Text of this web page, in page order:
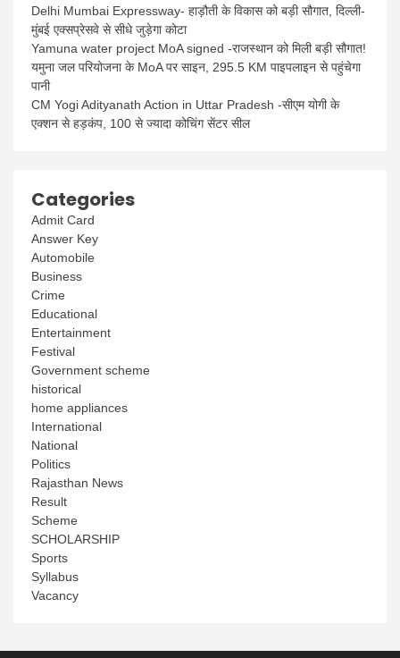
Delhi Mumbai Expressway- हाड़ौती के विकास को बड़ी सौगात, दिल्ली-
मुंबई एक्सप्रेसवे से सीधे जुड़ेगा कोटा
Yamuna water project MoA signed -राजस्थान को मिली बड़ी सौगात!
यमुना जल परियोजना के MoA पर साइन, 295.5 KM पाइपलाइन से पहुंचेगा
पानी
CM Yogi Adityanath Action in Uttar Pradesh -सीएम योगी के
एक्शन से हड़कंप, 100 से ज्यादा कोचिंग सेंटर सील
Categories
Admit Card
Answer Key
Automobile
Business
Crime
Educational
Entertainment
Festival
Government scheme
historical
home appliances
International
National
Politics
Rajasthan News
Result
Scheme
SCHOLARSHIP
Sports
Syllabus
Vacancy